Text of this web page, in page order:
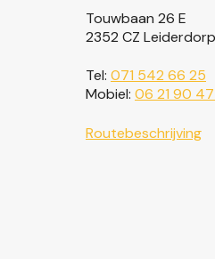
Touwbaan 26 E
2352 CZ Leiderdorp
Tel: 071 542 66 25
Mobiel: 06 21 90
Routebeschrijving